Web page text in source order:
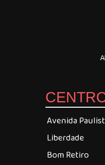
Avenida
Liberdade
Bom Retiro